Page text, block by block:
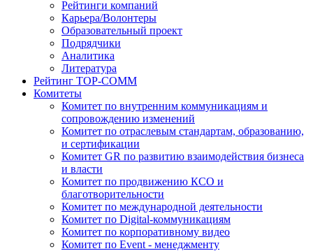
Рейтинги компаний
Карьера/Волонтеры
Образовательный проект
Подрядчики
Аналитика
Литература
Рейтинг TOP-COMM
Комитеты
Комитет по внутренним коммуникациям и
сопровождению изменений
Комитет по отраслевым стандартам, образованию,
и сертификации
Комитет GR по развитию взаимодействия бизнеса
и власти
Комитет по продвижению КСО и
благотворительности
Комитет по международной деятельности
Комитет по Digital-коммуникациям
Комитет по корпоративному видео
Комитет по Event - менеджменту